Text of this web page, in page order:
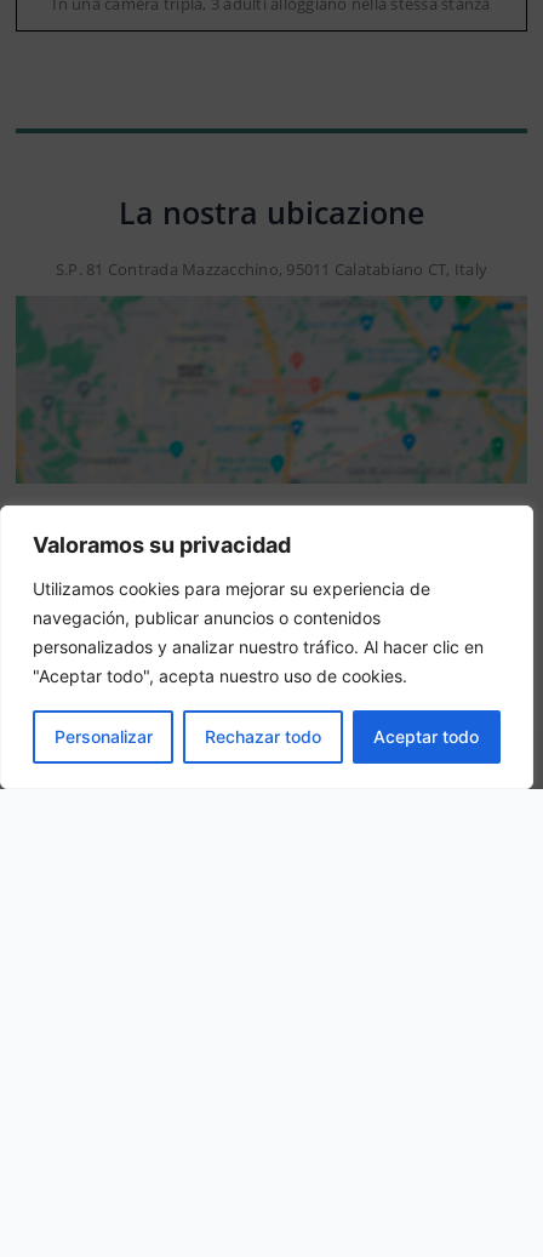
Valoramos su privacidad
Utilizamos cookies para mejorar su experiencia de
navegación, publicar anuncios o contenidos
personalizados y analizar nuestro tráfico. Al hacer clic en
"Aceptar todo", acepta nuestro uso de cookies.
Personalizar Rechazar todo Aceptar todo
La nostra ubicazione
S.P. 81 Contrada Mazzacchino, 95011 Calatabiano CT, Italy
Attenzione: questo non è un sito ufficiale. Questo sito
prenotazione online.
Siete il proprietario di questo sito web?–
Altri hotel in cittàPRENOTA